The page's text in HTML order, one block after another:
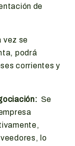
de
vez se
podrá
corrientes y
Se
lo